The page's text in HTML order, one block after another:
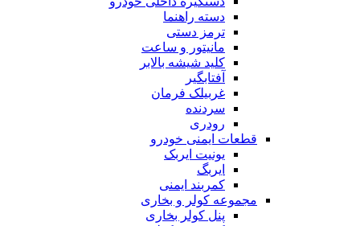
دسته راهنما
ترمز دستی
مانیتور و ساعت
کلید شیشه بالابر
غربیلک فرمان
قطعات ایمنی خودرو
یونیت ایربک
کمربند ایمنی
مجموعه کولر و بخاری
پنل کولر بخاری